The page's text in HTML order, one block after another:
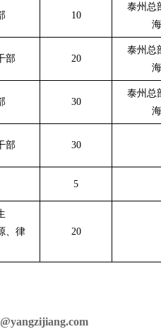
10
泰州总
部 20
泰州总
30
泰州总
部 30
5
、律
20